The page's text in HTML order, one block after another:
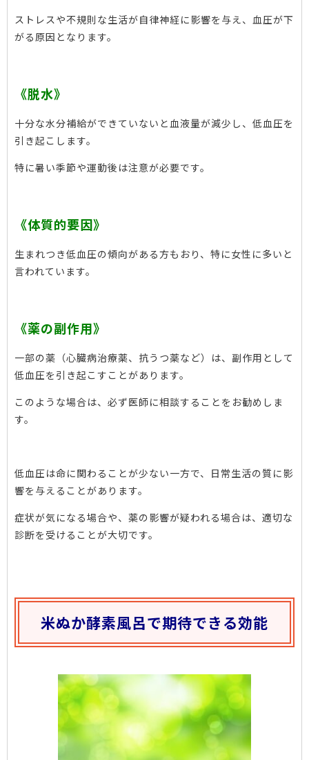
ストレスや不規則な生活が自律神経に影響を与え、血圧が下
がる原因となります。
《脱水》
十分な水分補給ができていないと血液量が減少し、低血圧を
引き起こします。
特に暑い季節や運動後は注意が必要です。
《体質的要因》
生まれつき低血圧の傾向がある方もおり、特に女性に多いと
言われています。
《薬の副作用》
一部の薬（心臓病治療薬、抗うつ薬など）は、副作用として
低血圧を引き起こすことがあります。
このような場合は、必ず医師に相談することをお勧めしま
す。
低血圧は命に関わることが少ない一方で、日常生活の質に影
響を与えることがあります。
症状が気になる場合や、薬の影響が疑われる場合は、適切な
診断を受けることが大切です。
米ぬか酵素風呂で期待できる効能